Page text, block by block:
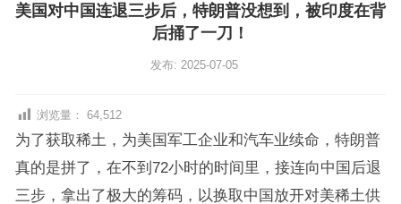
美国对中国连退三步后，特朗普没想到，被印度在背
后捅了一刀！
发布: 2025-07-05
浏览量： 64,512
为了获取稀土，为美国军工企业和汽车业续命，特朗普
真的是拼了，在不到72小时的时间里，接连向中国后退
三步，拿出了极大的筹码，以换取中国放开对美稀土供